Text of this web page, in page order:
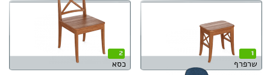
1
שרפרף
2
כסא